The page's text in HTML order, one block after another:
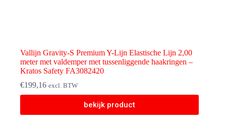
Vallijn Gravity-S Premium Y-Lijn Elastische Lijn 2,00
meter met valdemper met tussenliggende haakringen –
Kratos Safety FA3082420
€199,16 excl. BTW
bekijk product